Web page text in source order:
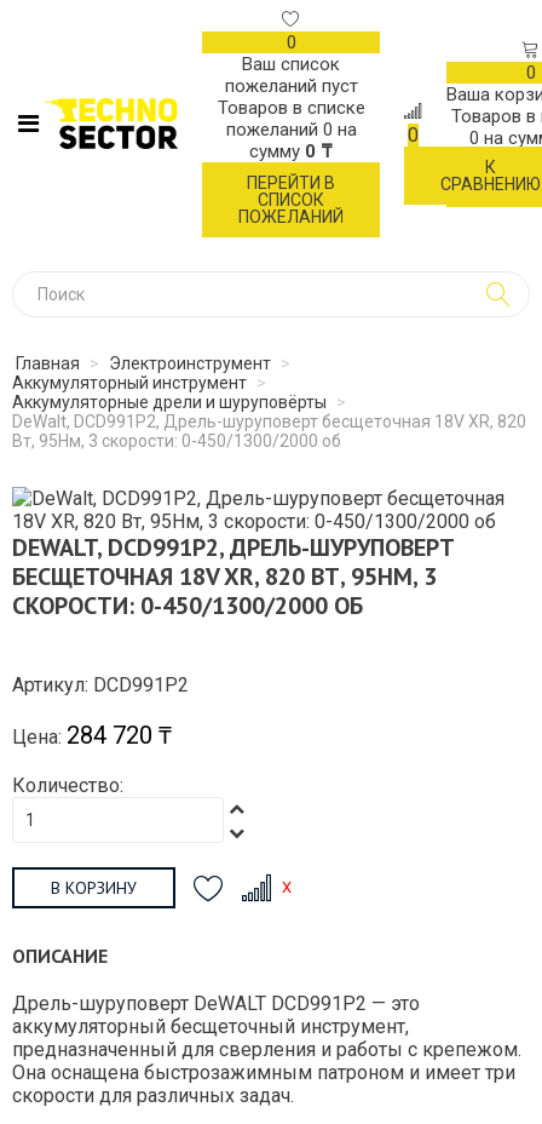
0
Ваш список
пожеланий пуст
Товаров в списке
пожеланий 0 на
сумму 0 ₸
ПЕРЕЙТИ В
СПИСОК
ПОЖЕЛАНИЙ
0
К
СРАВНЕНИЮ
0
Ваша
Товаров в
0 на
Главная > Электроинструмент >
Аккумуляторный инструмент >
Аккумуляторные дрели и шуруповёрты
>
DeWalt, DCD991P2, Дрель-шуруповерт бесщеточная 18V XR, 820
Вт, 95Нм, 3 скорости: 0-450/1300/2000 об
DEWALT, DCD991P2, ДРЕЛЬ-ШУРУПОВЕРТ
БЕСЩЕТОЧНАЯ 18V XR, 820 ВТ, 95НМ, 3
СКОРОСТИ: 0-450/1300/2000 ОБ
Артикул: DCD991P2
Цена: 284 720 ₸
Количество:
В КОРЗИНУ
ОПИСАНИЕ
Дрель-шуруповерт DeWALT DCD991P2 — это
аккумуляторный бесщеточный инструмент,
предназначенный для сверления и работы с крепежом.
Она оснащена быстрозажимным патроном и имеет три
скорости для различных задач.